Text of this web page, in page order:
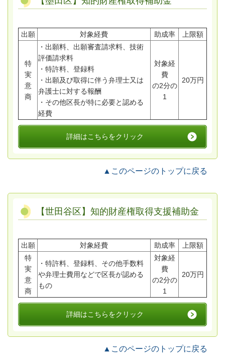
出願 対象経費 助成率 上限額
特
実
意
商
・出願料、出願審査請求料、技術
評価請求料
・特許料、登録料
・出願及び取得に伴う弁理士又は
弁護士に対する報酬
・その他区長が特に必要と認める
経費
対象経
費
の2分の
1
20万円
詳細はこちらをクリック
▲このページのトップに戻る
【世田谷区】知的財産権取得支援補助金
出願 対象経費 助成率
上限額
特
実
意
商
・特許料、登録料、その他手数料
や弁理士費用などで区長が認める
もの
対象経
費
の2分の
1
20万円
詳細はこちらをクリック
▲このページのトップに戻る